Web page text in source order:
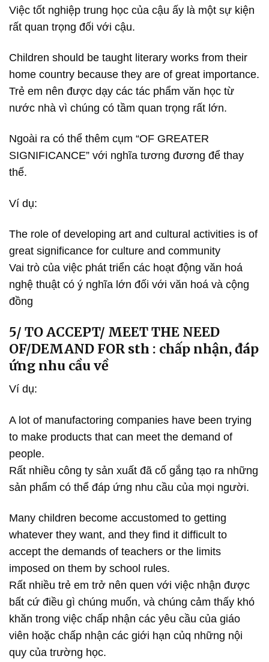
Việc tốt nghiệp trung học của cậu ấy là một sự kiện
rất quan trọng đối với cậu.
Children should be taught literary works from their
home country because they are of great importance.
Trẻ em nên được dạy các tác phẩm văn học từ
nước nhà vì chúng có tầm quan trọng rất lớn.
Ngoài ra có thể thêm cụm “OF GREATER
SIGNIFICANCE” với nghĩa tương đương để thay
thế.
Ví dụ:
The role of developing art and cultural activities is of
great significance for culture and community
Vai trò của việc phát triển các hoạt động văn hoá
nghệ thuật có ý nghĩa lớn đối với văn hoá và cộng
đồng
5/ TO ACCEPT/ MEET THE NEED
OF/DEMAND FOR sth : chấp nhận, đáp
ứng nhu cầu về
Ví dụ:
A lot of manufactoring companies have been trying
to make products that can meet the demand of
people.
Rất nhiều công ty sản xuất đã cố gắng tạo ra những
sản phẩm có thể đáp ứng nhu cầu của mọi người.
Many children become accustomed to getting
whatever they want, and they find it difficult to
accept the demands of teachers or the limits
imposed on them by school rules.
Rất nhiều trẻ em trở nên quen với việc nhận được
bất cứ điều gì chúng muốn, và chúng cảm thấy khó
khăn trong việc chấp nhận các yêu cầu của giáo
viên hoặc chấp nhận các giới hạn củq những nội
quy của trường học.